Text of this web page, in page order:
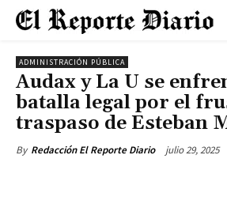
ADMINISTRACIÓN PÚBLICA
Audax y La U se
batalla legal por el
traspaso de Esteban
By Redacción El Reporte Diario julio 29, 2025